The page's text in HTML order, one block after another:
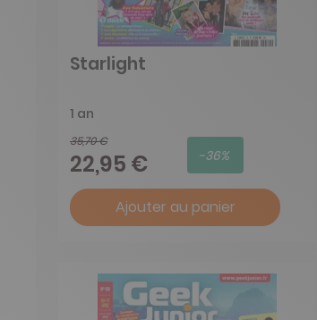
Starlight
1 an
35,70 €
22,95 € -36%
Ajouter au panier